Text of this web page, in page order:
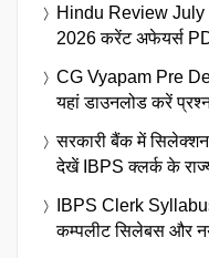
Hindu Review July
2026 करेंट अफेयर्स
CG Vyapam Pre
यहां डाउनलोड करें
सरकारी बैंक में सिलेक्शन
देखें IBPS क्लर्क के
IBPS Clerk
कम्पलीट सिलेबस और नया